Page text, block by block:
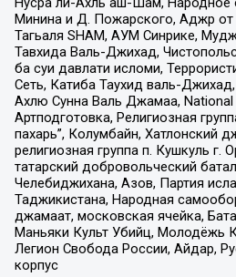
Минина и Д. Пожарского, Аджр от
Тагьаля SHAM, АУМ Синрике,
Тавхида Валь-Джихад,
ба суи давлати исломи,
Сеть, Катиба Таухид валь-
Ахлю Сунна Валь Джамаа, National
Артподготовка, Религиозная
пахарь”, Колумбайн, Хатлонский
религиозная группа п. Кушкуль г.
татарский добровольческий
Челебиджихана, Азов, Партия
Таджикистана, Народная
джамаат, московская ячейка,
Маньяки Культ Убийц, Молодёжь
Легион Свобода России, Айдар,
корпус